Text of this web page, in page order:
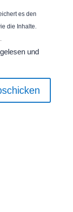
es den
die Inhalte.
.
gelesen und